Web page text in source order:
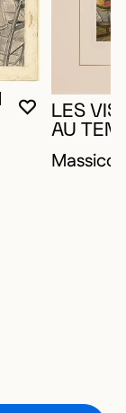
VOUS
FERMER
OUVRIR LA
LES
AU